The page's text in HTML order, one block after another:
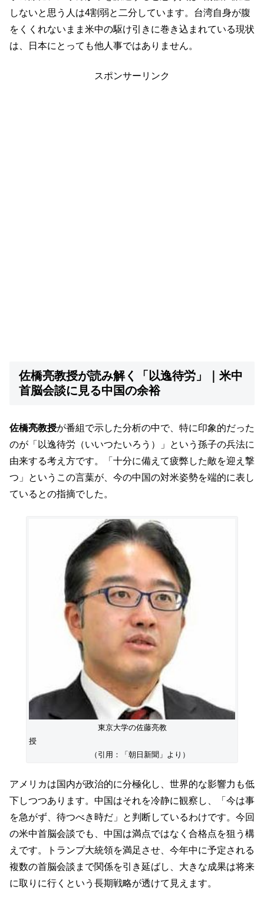
しないと思う人は4割弱と二分しています。台湾自身が腹
をくくれないまま米中の駆け引きに巻き込まれている現状
は、日本にとっても他人事ではありません。
スポンサーリンク
佐橋亮教授が読み解く「以逸待労」｜米中
首脳会談に見る中国の余裕
佐橋亮教授が番組で示した分析の中で、特に印象的だった
のが「以逸待労（いいつたいろう）」という孫子の兵法に
由来する考え方です。「十分に備えて疲弊した敵を迎え撃
つ」というこの言葉が、今の中国の対米姿勢を端的に表し
ているとの指摘でした。
東京大学の佐藤亮教
授
（引用：「朝日新聞」より）
アメリカは国内が政治的に分極化し、世界的な影響力も低
下しつつあります。中国はそれを冷静に観察し、「今は事
を急がず、待つべき時だ」と判断しているわけです。今回
の米中首脳会談でも、中国は満点ではなく合格点を狙う構
えです。トランプ大統領を満足させ、今年中に予定される
複数の首脳会談まで関係を引き延ばし、大きな成果は将来
に取りに行くという長期戦略が透けて見えます。